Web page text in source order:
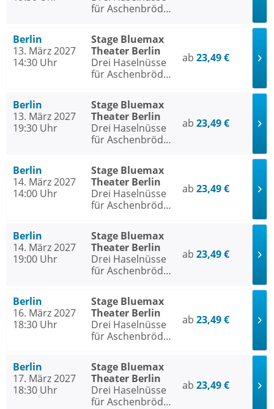
für Aschenbrödel
Berlin
13. März 2027
14:30 Uhr
Stage Bluemax
Theater Berlin
Drei Haselnüsse
für Aschenbrödel
ab 23,49 €
Berlin
13. März 2027
19:30 Uhr
Stage Bluemax
Theater Berlin
Drei Haselnüsse
für Aschenbrödel
ab 23,49 €
Berlin
14. März 2027
14:00 Uhr
Stage Bluemax
Theater Berlin
Drei Haselnüsse
für Aschenbrödel
ab 23,49 €
Berlin
14. März 2027
19:00 Uhr
Stage Bluemax
Theater Berlin
Drei Haselnüsse
für Aschenbrödel
ab 23,49 €
Berlin
16. März 2027
18:30 Uhr
Stage Bluemax
Theater Berlin
Drei Haselnüsse
für Aschenbrödel
ab 23,49 €
Berlin
17. März 2027
18:30 Uhr
Stage Bluemax
Theater Berlin
Drei Haselnüsse
für Aschenbrödel
ab 23,49 €